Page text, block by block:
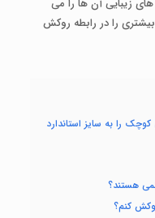
زیبایی آن ها را می
را در رابطه روکش
را به سایز استاندارد
هستند؟
کنم؟